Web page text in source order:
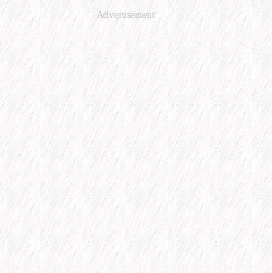
Advertisement